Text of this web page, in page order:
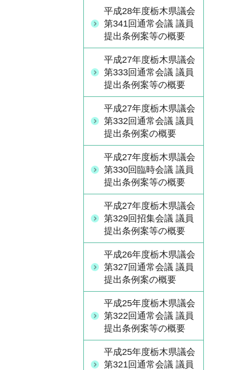
平成28年度栃木県議会
第341回通常会議 議員
提出条例案等の概要
平成27年度栃木県議会
第333回通常会議 議員
提出条例案等の概要
平成27年度栃木県議会
第332回通常会議 議員
提出条例案の概要
平成27年度栃木県議会
第330回臨時会議 議員
提出条例案等の概要
平成27年度栃木県議会
第329回招集会議 議員
提出条例案等の概要
平成26年度栃木県議会
第327回通常会議 議員
提出条例案の概要
平成25年度栃木県議会
第322回通常会議 議員
提出条例案等の概要
平成25年度栃木県議会
第321回通常会議 議員